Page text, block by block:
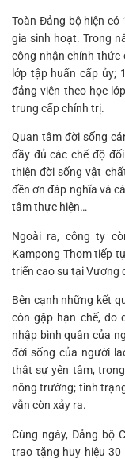
Toàn Đảng bộ hiện
gia sinh hoạt. Trong
công nhận chính thức
lớp tập huấn cấp ủy;
đảng viên theo học
trung cấp chính trị.
Quan tâm đời sống
đầy đủ các chế độ
thiện đời sống vật
đền ơn đáp nghĩa và
tâm thực hiện…
Ngoài ra, công ty
Kampong Thom tiếp
triển cao su tại Vương
Bên cạnh những kết
còn gặp hạn chế, do
nhập bình quân của
đời sống của người
thật sự yên tâm,
nông trường; tình
vẫn còn xảy ra.
Cùng ngày, Đảng bộ
trao tặng huy hiệu 30